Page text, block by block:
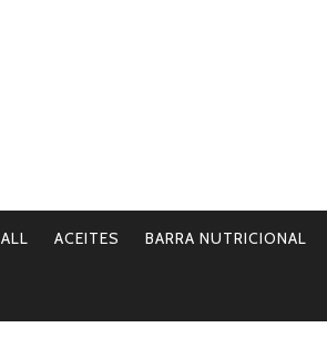
ALL ACEITES BARRA NUTRICIONAL